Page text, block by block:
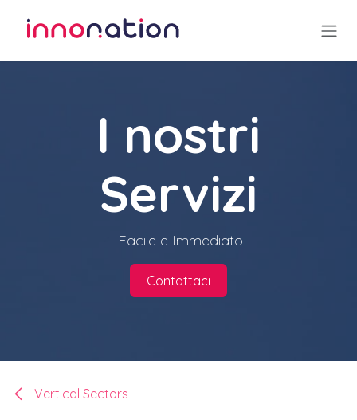
I nostri
Servizi
Facile e Immediato
Contattaci
Vertical Sectors